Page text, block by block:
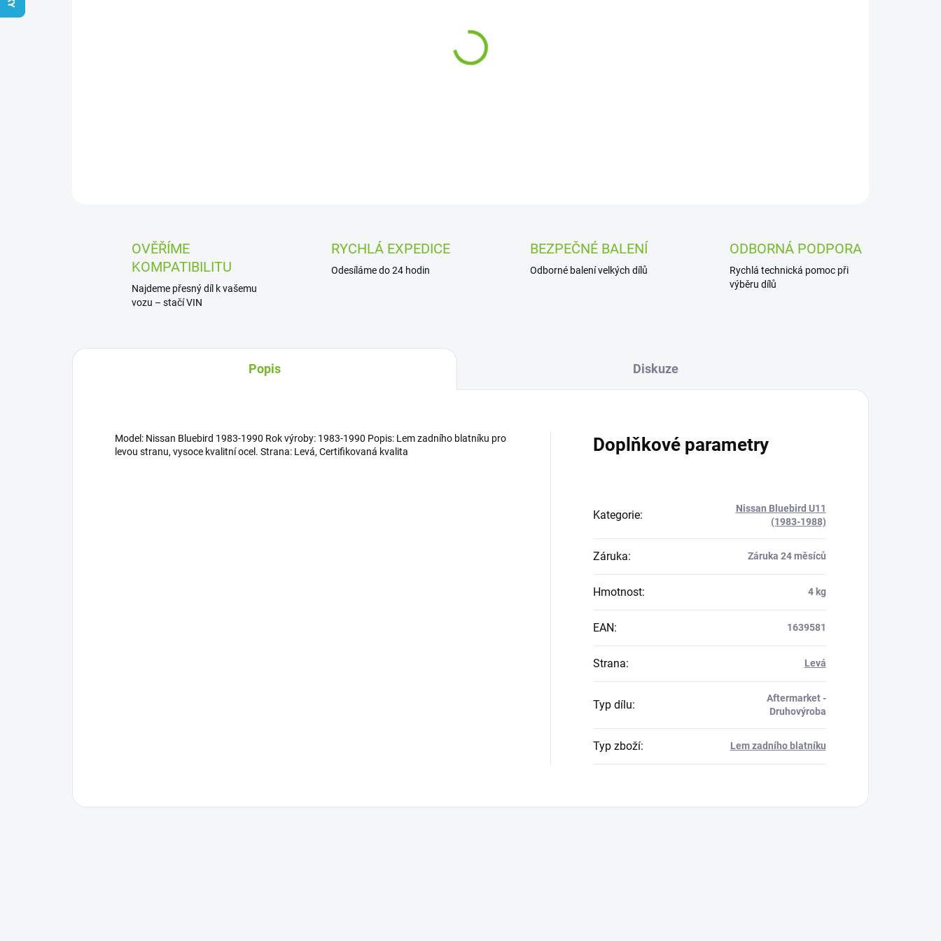
OVĚŘÍME
KOMPATIBILITU
Najdeme přesný díl k vašemu
vozu – stačí VIN
RYCHLÁ EXPEDICE
Odesíláme do 24 hodin
BEZPEČNÉ BALENÍ
Odborné balení velkých dílů
ODBORNÁ PODPORA
Rychlá technická pomoc při
výběru dílů
Popis Diskuze
Model: Nissan Bluebird 1983-1990 Rok výroby: 1983-1990 Popis: Lem zadního blatníku pro
levou stranu, vysoce kvalitní ocel. Strana: Levá, Certifikovaná kvalita
Doplňkové parametry
Kategorie:
Nissan Bluebird U11
(1983-1988)
Záruka: Záruka 24 měsíců
Hmotnost: 4 kg
EAN: 1639581
Strana: Levá
Typ dílu:
Aftermarket -
Druhovýroba
Typ zboží: Lem zadního blatníku